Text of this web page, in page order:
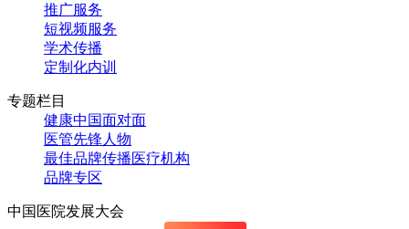
推广服务
短视频服务
学术传播
定制化内训
专题栏目
健康中国面对面
医管先锋人物
最佳品牌传播医疗机构
品牌专区
中国医院发展大会